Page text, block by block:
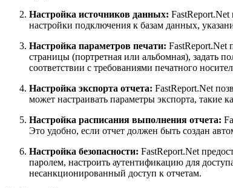
Настройка источников данных:
настройки подключения к базам данных,
Настройка параметров печати: FastReport.Net
страницы (портретная или альбомная), задать
соответствии с требованиями печатного
Настройка экспорта отчета: FastReport.Net
может настраивать параметры экспорта,
Настройка расписания выполнения отчета:
Это удобно, если отчет должен быть создан
Настройка безопасности: FastReport.Net
паролем, настроить аутентификацию для
несанкционированный доступ к отчетам.